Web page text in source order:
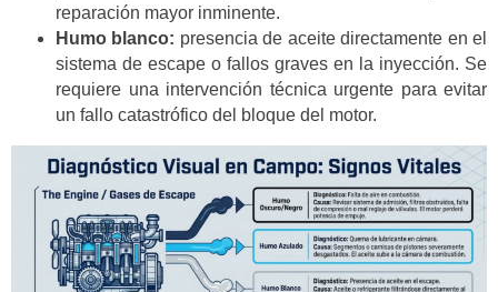
reparación mayor inminente.
Humo blanco: presencia de aceite directamente en el
sistema de escape o fallos graves en la inyección. Se
requiere una intervención técnica urgente para evitar
un fallo catastrófico del bloque del motor.